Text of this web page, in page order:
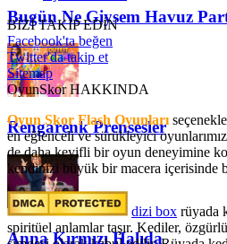
Bugün Ne Giysem Havuz
Rengarenk Prensesler
Anna Kırmızı Halıda
BİZİ TAKİP EDİN
Facebook'ta beğen
Twitter'da takip et
Sitemap
OyunSkor HAKKINDA
Oyun Skor Flash Oyunları
en eğlenceli ve sürükleyici
de daha keyifli bir oyun deneyimine
kendinizi büyük bir macera içerisinde
dizi box rüyada
spiritüel anlamlar taşır. Kediler,